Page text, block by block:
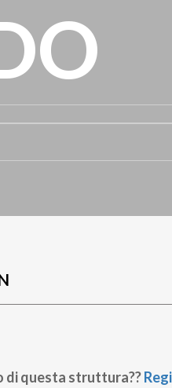
di questa struttura??